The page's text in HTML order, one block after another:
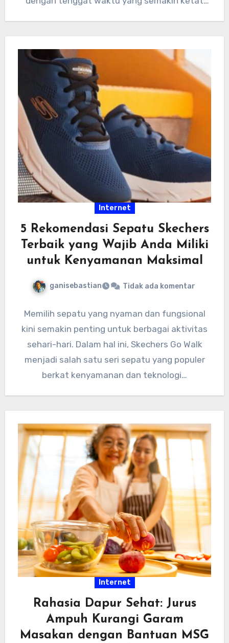
Internet
5 Rekomendasi Sepatu Skechers
Terbaik yang Wajib Anda Miliki
untuk Kenyamanan Maksimal
ganisebastian Tidak ada komentar
Memilih sepatu yang nyaman dan fungsional
kini semakin penting untuk berbagai aktivitas
sehari-hari. Dalam hal ini, Skechers Go Walk
menjadi salah satu seri sepatu yang populer
berkat kenyamanan dan teknologi…
Internet
Rahasia Dapur Sehat: Jurus
Ampuh Kurangi Garam
Masakan dengan Bantuan MSG